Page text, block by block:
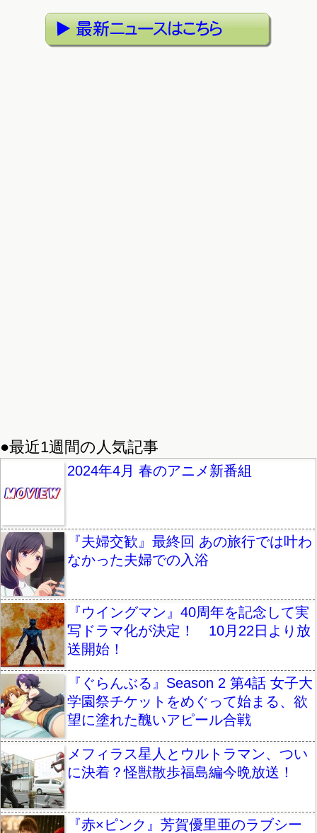
●最近1週間の人気記事
2024年4月 春のアニメ新番組
『夫婦交歓』最終回 あの旅行では叶わ
なかった夫婦での入浴
『ウイングマン』40周年を記念して実
写ドラマ化が決定！ 10月22日より放
送開始！
『ぐらんぶる』Season 2 第4話 女子大
学園祭チケットをめぐって始まる、欲
望に塗れた醜いアピール合戦
メフィラス星人とウルトラマン、つい
に決着？怪獣散歩福島編今晩放送！
『赤×ピンク』芳賀優里亜のラブシー